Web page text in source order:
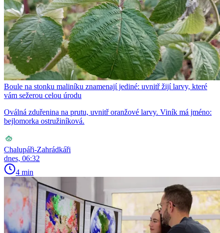
Boule na stonku maliníku znamenají jediné: uvnitř žijí larvy, které
vám sežerou celou úrodu
Oválná zduřenina na prutu, uvnitř oranžové larvy. Viník má jméno:
bejlomorka ostružiníková.
Chalupáři-Zahrádkáři
dnes, 06:32
4 min